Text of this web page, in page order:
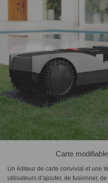
Carte
Un éditeur de carte convivial et une
utilisateurs d’ajouter, de fusionner,